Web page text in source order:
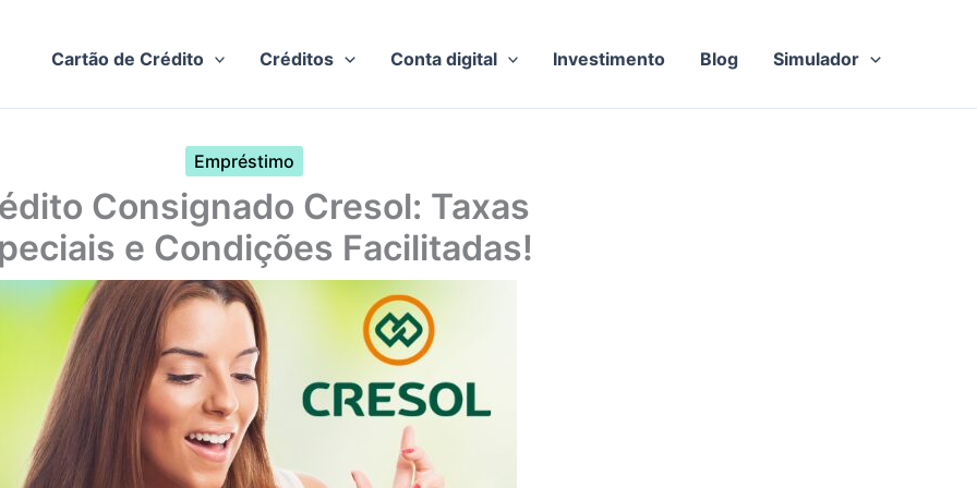
Cartão de Crédito Créditos Conta digital Investimento Blog Simulador
Empréstimo
Consignado Cresol: Taxas
e Condições Facilitadas!